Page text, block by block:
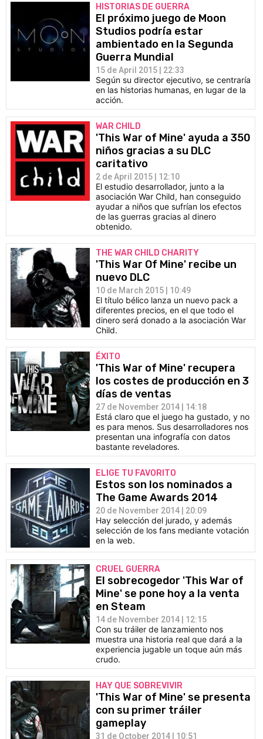
HISTORIAS DE GUERRA
El próximo juego de Moon
Studios podría estar
ambientado en la Segunda
Guerra Mundial
15 de April 2015 | 22:33
Según su director ejecutivo, se centraría
en las historias humanas, en lugar de la
acción.
WAR CHILD
'This War of Mine' ayuda a 350
niños gracias a su DLC
caritativo
2 de April 2015 | 12:10
El estudio desarrollador, junto a la
asociación War Child, han conseguido
ayudar a niños que sufrían los efectos
de las guerras gracias al dinero
obtenido.
THE WAR CHILD CHARITY
'This War Of Mine' recibe un
nuevo DLC
10 de March 2015 | 10:49
El título bélico lanza un nuevo pack a
diferentes precios, en el que todo el
dinero será donado a la asociación War
Child.
ÉXITO
'This War of Mine' recupera
los costes de producción en 3
días de ventas
27 de November 2014 | 14:18
Está claro que el juego ha gustado, y no
es para menos. Sus desarrolladores nos
presentan una infografía con datos
bastante reveladores.
ELIGE TU FAVORITO
Estos son los nominados a
The Game Awards 2014
20 de November 2014 | 20:09
Hay selección del jurado, y además
selección de los fans mediante votación
en la web.
CRUEL GUERRA
El sobrecogedor 'This War of
Mine' se pone hoy a la venta
en Steam
14 de November 2014 | 12:15
Con su tráiler de lanzamiento nos
muestra una historia real que dará a la
experiencia jugable un toque aún más
crudo.
HAY QUE SOBREVIVIR
'This War of Mine' se presenta
con su primer tráiler
gameplay
31 de October 2014 | 10:51